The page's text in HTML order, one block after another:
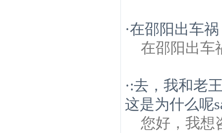
·在邵阳出车
在邵阳出车
·:去，我和老
这是为什么呢
您好，我想